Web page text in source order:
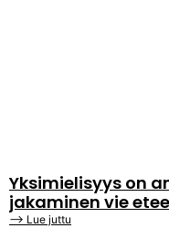
Yksimielisyys on
jakaminen vie
⟶ Lue juttu